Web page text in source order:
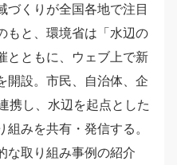
づくりが全国各地で注目
もと、環境省は「水辺の
とともに、ウェブ上で新
開設。市民、自治体、企
携し、水辺を起点とした
みを共有・発信する。
な取り組み事例の紹介